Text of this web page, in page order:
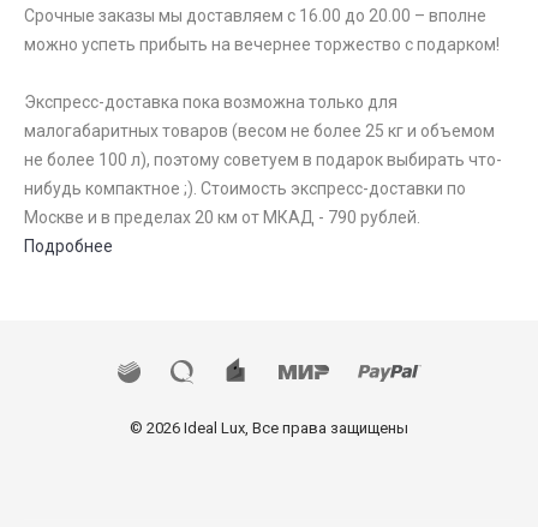
Срочные заказы мы доставляем с 16.00 до 20.00 – вполне
можно успеть прибыть на вечернее торжество с подарком!
Экспресс-доставка пока возможна только для
малогабаритных товаров (весом не более 25 кг и объемом
не более 100 л), поэтому советуем в подарок выбирать что-
нибудь компактное ;). Стоимость экспресс-доставки по
Москве и в пределах 20 км от МКАД - 790 рублей.
Подробнее
© 2026 Ideal Lux, Все права защищены